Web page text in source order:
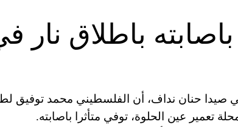
باطلاق نار
في صيدا حنان نداف، أن الفلسطيني محمد توفيق
تعمير عين الحلوة، توفي متأثرا باصابته.